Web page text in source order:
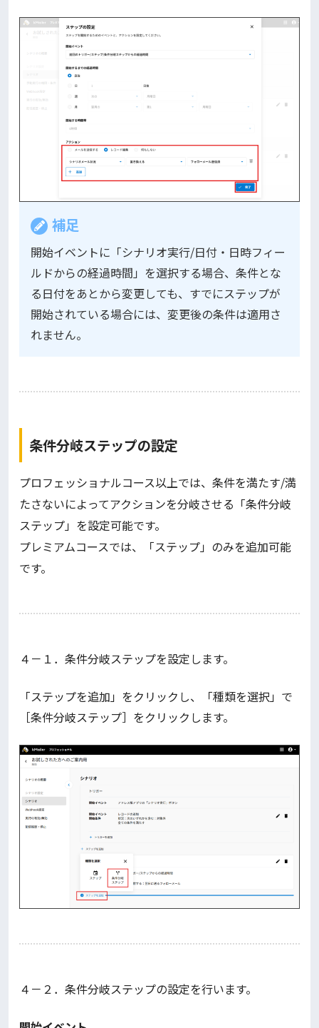
補足
開始イベントに「シナリオ実行/日付・日時フィー
ルドからの経過時間」を選択する場合、条件とな
る日付をあとから変更しても、すでにステップが
開始されている場合には、変更後の条件は適用さ
れません。
条件分岐ステップの設定
プロフェッショナルコース以上では、条件を満たす/満
たさないによってアクションを分岐させる「条件分岐
ステップ」を設定可能です。
プレミアムコースでは、「ステップ」のみを追加可能
です。
４－１．条件分岐ステップを設定します。
「ステップを追加」をクリックし、「種類を選択」で
［条件分岐ステップ］をクリックします。
４－２．条件分岐ステップの設定を行います。